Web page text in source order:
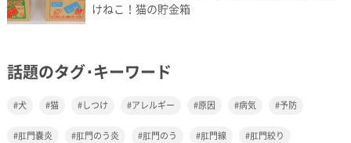
けねこ！猫の貯金箱
話題のタグ･キーワード
犬 猫 しつけ アレルギー 原因 病気 予防
肛門嚢炎 肛門のう炎 肛門のう 肛門線 肛門絞り